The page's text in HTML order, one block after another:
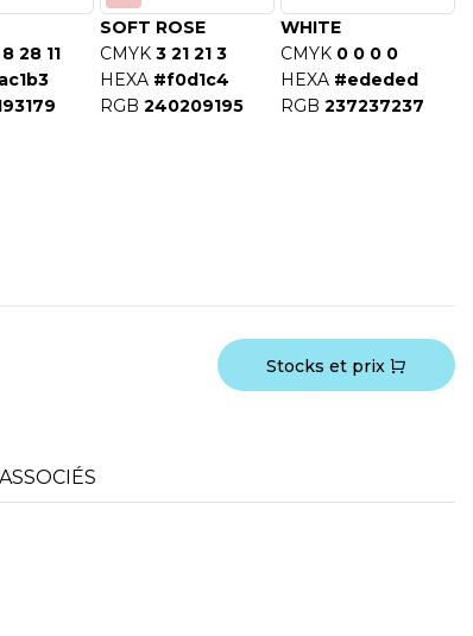
28 11
SOFT ROSE
CMYK 3 21 21 3
HEXA #f0d1c4
RGB 240209195
WHITE
CMYK 0 0 0 0
HEXA #ededed
RGB 237237237
Stocks et prix